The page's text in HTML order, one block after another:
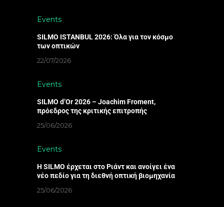
Events
SILMO ISTANBUL 2026: Όλα για τον κόσμο
των οπτικών
22/07/2026
Events
SILMO d’Or 2026 – Joachim Froment,
πρόεδρος της κριτικής επιτροπής
25/06/2026
Events
Η SILMO έρχεται στο Ριάντ και ανοίγει ένα
νέο πεδίο για τη διεθνή οπτική βιομηχανία
25/06/2026